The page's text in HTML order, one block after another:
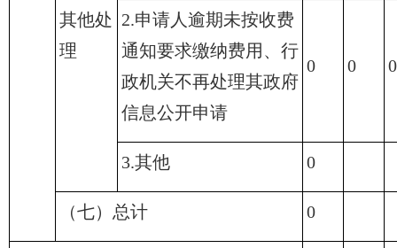
其他处
理
2.申请人逾期未按收费
通知要求缴纳费用、行
政机关不再处理其政府
信息公开申请
0 0 0
3.其他 0
（七）总计 0